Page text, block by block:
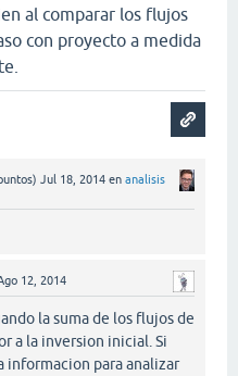
al comparar los flujos
con proyecto a medida
Jul 18, 2014 en analisis
12, 2014
la suma de los flujos de
a la inversion inicial. Si
para analizar